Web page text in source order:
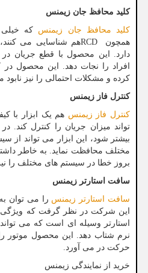
کلید محافظ جان زیمنس
کلید محافظ جان زیمنس که خیلی
همچون
RCDهم شناسایی می
دارد. این محصول با قطع جریان
افراد را نجات دهد. این محصول
کرده و مشکلات احتمالی را نیز نابود
کنترل فاز زیمنس
کنترل فاز زیمنس هم یک ابزار با
تواند میزان جریان را کنترل کند.
بیشتر شود، این ابزار می تواند از
مختلف محافظت نماید. به خاطر
بروز خطا در سیستم های مختلف را
سافت استارتر زیمنس
سافت استارتر زیمنس را می توان
این شرکت در نظر گرفت که ویژگی
استارتر وسیله ای است که می
نرم شتاب دهد. این محصول موتور
حرکت در می آورد.
خرید از نمایندگی زیمنس